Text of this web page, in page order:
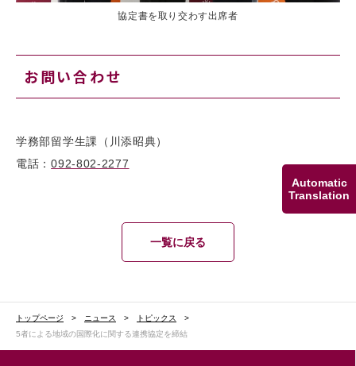
Automatic
Translation
協定書を取り交わす出席者
お問い合わせ
学務部留学生課（川添昭典）
電話：092-802-2277
一覧に戻る
トップページ ニュース
トピックス
5者による地域の国際化に関する連携協定を締結